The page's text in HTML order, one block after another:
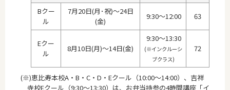
Bクー
ル
7月20日(月･祝)～24日
(金)
9:30～12:00 63
Eクー
ル
8月10日(月)～14日(金)
9:30～13:30
(※インクルーシ
ブクラス)
72
(※)恵比寿本校A・B・C・D・Eクール（10:00～14:00）、吉祥
寺校Eクール（9:30～13:30）は、お弁当持参の4時間講座「イ